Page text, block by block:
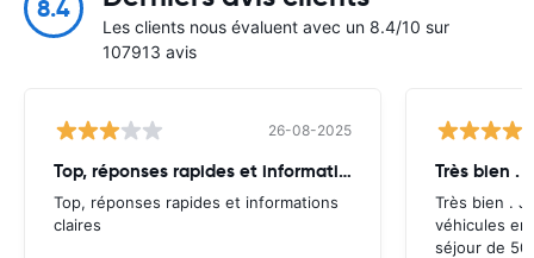
8.4
Les clients nous évaluent avec un 8.4/10 sur
107913 avis
26-08-2025
Top, réponses rapides et informations
Top, réponses rapides et informations
claires
Très bien .
Très bien .
véhicules
séjour de 50